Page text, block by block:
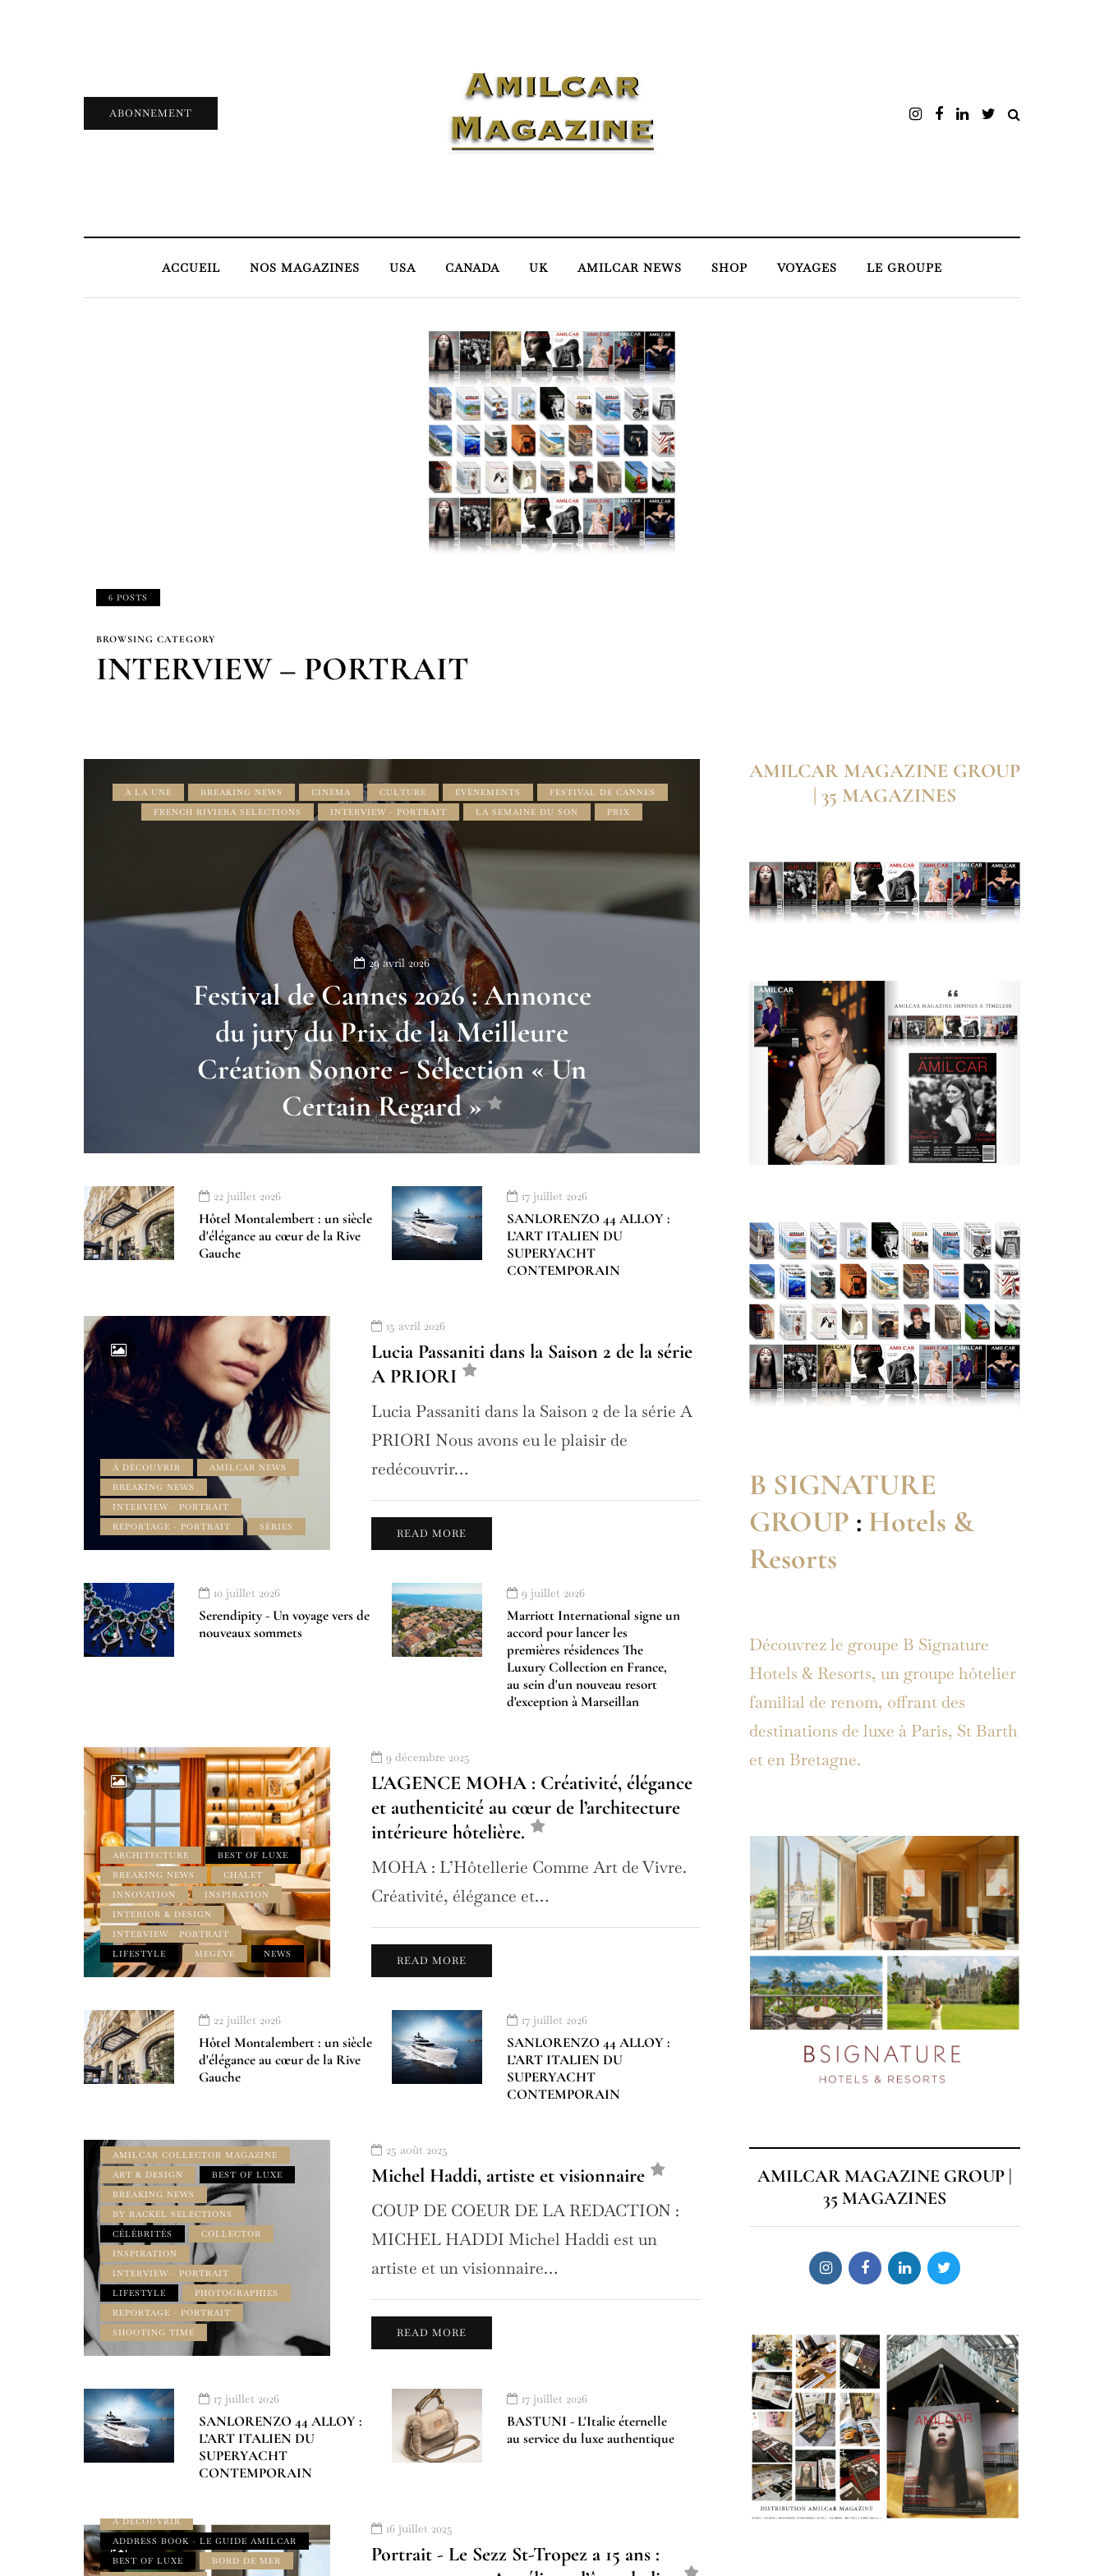
ABONNEMENT
ACCUEIL NOS MAGAZINES USA CANADA UK AMILCAR NEWS SHOP VOYAGES LE GROUPE
6 POSTS
BROWSING CATEGORY
INTERVIEW – PORTRAIT
À LA UNE BREAKING NEWS CINEMA CULTURE ÉVÉNEMENTS
FESTIVAL DE CANNES
FRENCH RIVIERA SELECTIONS
INTERVIEW - PORTRAIT LA SEMAINE DU SON PRIX
29 avril 2026
Festival de Cannes 2026 : Annonce
du jury du Prix de la Meilleure
Création Sonore - Sélection « Un
Certain Regard »
22 juillet 2026
Hôtel Montalembert : un siècle
d'élégance au cœur de la Rive
Gauche
17 juillet 2026
SANLORENZO 44 ALLOY :
L’ART ITALIEN DU
SUPERYACHT
CONTEMPORAIN
À DÉCOUVRIR
AMILCAR NEWS
BREAKING NEWS
INTERVIEW - PORTRAIT
REPORTAGE - PORTRAIT
SÉRIES
15 avril 2026
Lucia Passaniti dans la Saison 2 de la série
A PRIORI
Lucia Passaniti dans la Saison 2 de la série A
PRIORI Nous avons eu le plaisir de
redécouvrir…
READ MORE
10 juillet 2026
Serendipity - Un voyage vers de
nouveaux sommets
9 juillet 2026
Marriott International signe un
accord pour lancer les
premières résidences The
Luxury Collection en France,
au sein d'un nouveau resort
d'exception à Marseillan
ARCHITECTURE
BEST OF LUXE
BREAKING NEWS
CHALET
INNOVATION
INSPIRATION
INTERIOR & DESIGN
INTERVIEW - PORTRAIT
LIFESTYLE
MEGÈVE NEWS
9 décembre 2025
L'AGENCE MOHA : Créativité, élégance
et authenticité au cœur de l’architecture
intérieure hôtelière.
MOHA : L’Hôtellerie Comme Art de Vivre.
Créativité, élégance et…
READ MORE
22 juillet 2026
Hôtel Montalembert : un siècle
d'élégance au cœur de la Rive
Gauche
17 juillet 2026
SANLORENZO 44 ALLOY :
L’ART ITALIEN DU
SUPERYACHT
CONTEMPORAIN
AMILCAR COLLECTOR MAGAZINE
ART & DESIGN
BEST OF LUXE
BREAKING NEWS
BY RACKEL SELECTIONS
CÉLÉBRITÉS
COLLECTOR
INSPIRATION
INTERVIEW - PORTRAIT
LIFESTYLE
PHOTOGRAPHIES
REPORTAGE - PORTRAIT
SHOOTING TIME
25 août 2025
Michel Haddi, artiste et visionnaire
COUP DE COEUR DE LA REDACTION :
MICHEL HADDI Michel Haddi est un
artiste et un visionnaire…
READ MORE
17 juillet 2026
SANLORENZO 44 ALLOY :
L’ART ITALIEN DU
SUPERYACHT
CONTEMPORAIN
17 juillet 2026
BASTUNI - L'Italie éternelle
au service du luxe authentique
À DÉCOUVRIR
ADDRESS BOOK - LE GUIDE AMILCAR
BEST OF LUXE
BORD DE MER
16 juillet 2025
Portrait - Le Sezz St-Tropez a 15 ans :
AMILCAR MAGAZINE GROUP
| 35 MAGAZINES
B SIGNATURE
GROUP : Hotels &
Resorts
Découvrez le groupe B Signature
Hotels & Resorts, un groupe hôtelier
familial de renom, offrant des
destinations de luxe à Paris, St Barth
et en Bretagne.
AMILCAR MAGAZINE GROUP |
35 MAGAZINES